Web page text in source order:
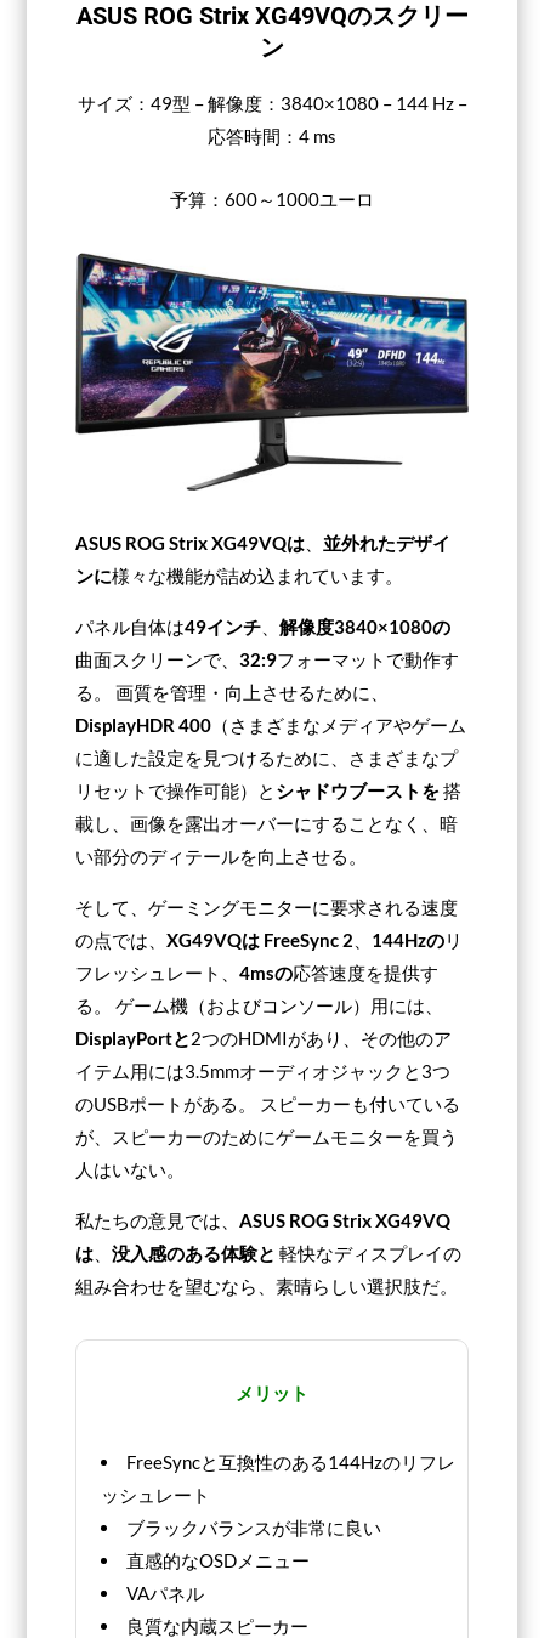
ASUS ROG Strix XG49VQのスクリー
ン
サイズ：49型 – 解像度：3840×1080 – 144 Hz –
応答時間：4 ms
予算：600～1000ユーロ
ASUS ROG Strix XG49VQは
並外れたデザイ
ンに様々な機能が詰め込まれています。
パネル自体は49インチ 、解像度3840×1080の
曲面スクリーンで、32:9フォーマットで動作す
る。 画質を管理・向上させるために、
DisplayHDR 400 （さまざまなメディアやゲーム
に適した設定を見つけるために、さまざまなプ
リセットで操作可能）と シャドウブーストを搭
載し、画像を露出オーバーにすることなく、暗
い部分のディテールを向上させる。
そして、ゲーミングモニターに要求される速度
の点では、XG49VQは FreeSync 2 144Hzのリ
フレッシュレート、4msの応答速度を提供す
る。 ゲーム機（およびコンソール）用には、
DisplayPortと2つのHDMIがあり、その他のア
イテム用には3.5mmオーディオジャックと3つ
のUSBポートがある。 スピーカーも付いている
が、スピーカーのためにゲームモニターを買う
人はいない。
私たちの意見では、ASUS ROG Strix XG49VQ
は 、没入感のある体験と軽快なディスプレイの
組み合わせを望むなら、素晴らしい選択肢だ。
メリット
FreeSyncと互換性のある144Hzのリフレ
ッシュレート
ブラックバランスが非常に良い
直感的なOSDメニュー
VAパネル
良質な内蔵スピーカー